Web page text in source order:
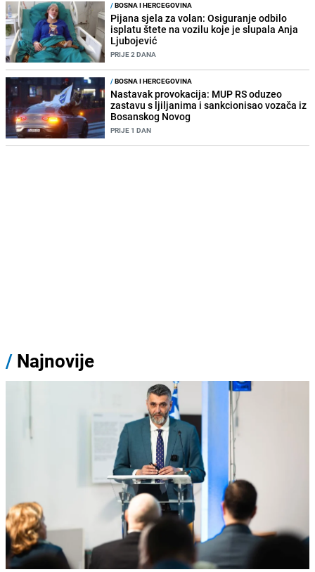
/BOSNA I HERCEGOVINA
Pijana sjela za volan: Osiguranje odbilo
isplatu štete na vozilu koje je slupala Anja
Ljubojević
PRIJE 2 DANA
/BOSNA I HERCEGOVINA
Nastavak provokacija: MUP RS oduzeo
zastavu s ljiljanima i sankcionisao vozača iz
Bosanskog Novog
PRIJE 1 DAN
/ Najnovije